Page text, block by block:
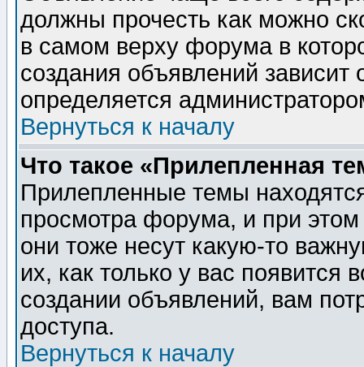
должны прочесть как можно
в самом верху форума в
создания объявлений зависит
определяется
Вернуться к началу
Что такое «Прилепленная
Прилепленные темы
просмотра форума, и при
они тоже несут какую-то
их, как только у вас появится
создании объявлений, вам
доступа.
Вернуться к началу